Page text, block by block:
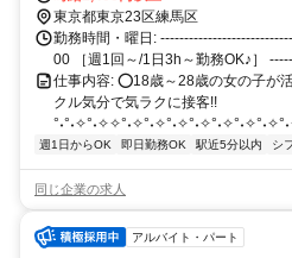
豊島線＞ ●富士見台駅から徒歩10分 ＜西武池袋線＞ ●池袋駅から電車
で13分 ＜JR | 山手線/埼京線/湘南新
線/有楽町線/副都心線＞ ＜私鉄 | 西武
プレス＞
東京都東京23区練馬区
勤務時間・曜日:
00 ［週1回～/1日3h～勤務OK♪］
仕事内容: ⭕18歳～28歳の女の子が
クル気分で気ラクに接客!!
週1日からOK 即日勤務OK 駅近5分以内 シ
同じ企業の求人
アルバイト・パート